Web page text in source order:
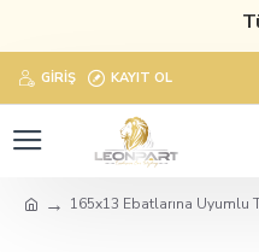
GIRIŞ KAYIT OL
165x13 Ebatlarına Uyumlu